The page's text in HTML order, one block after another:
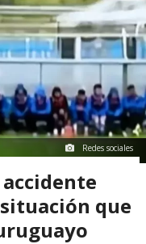
Redes sociales
que